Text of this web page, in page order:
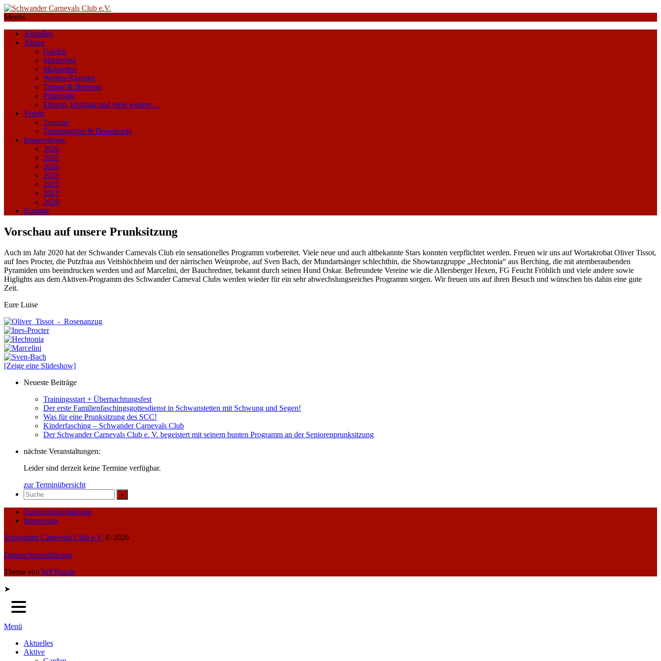
Menüs
Aktuelles
Aktive
Garden
Mariechen
Majoretten
Weitere Künstler
Trainer & Betreuer
Prinzessin
Elferrat, Hofstaat und viele weitere…
Verein
Termine
Trainingsplan & Downloads
Impressionen
2026
2025
2024
2023
2022
2021
2020
Kontakt
Vorschau auf unsere Prunksitzung
Auch im Jahr 2020 hat der Schwander Carnevals Club ein sensationelles Programm vorbereitet. Viele neue und auch altbekannte Stars konnten verpflichtet werden. Freuen wir uns auf Wortakrobat Oliver Tissot,
auf Ines Procter, die Putzfraa aus Veitshöchheim und der närrischen Weinprobe, auf Sven Bach, der Mundartsänger schlechthin, die Showtanzgruppe „Hechtonia“ aus Berching, die mit atemberaubenden
Pyramiden uns beeindrucken werden und auf Marcelini, der Bauchredner, bekannt durch seinen Hund Oskar. Befreundete Vereine wie die Allersberger Hexen, FG Feucht Fröhlich und viele andere sowie
Higlights aus dem Aktiven-Programm des Schwander Carneval Clubs werden wieder für ein sehr abwechslungsreiches Programm sorgen. Wir freuen uns auf ihren Besuch und wünschen bis dahin eine gute
Zeit.
Eure Luise
[Zeige eine Slideshow]
Neueste Beiträge
Trainingsstart + Übernachtungsfest
Der erste Familienfaschingsgottesdienst in Schwanstetten mit Schwung und Segen!
Was für eine Prunksitzung des SCC!
Kinderfasching – Schwander Carnevals Club
Der Schwander Carnevals Club e. V. begeistert mit seinem bunten Programm an der Seniorenprunksitzung
nächste Veranstaltungen:
Leider sind derzeit keine Termine verfügbar.
zur Terminübersicht
Datenschutzerklärung
Impressum
Schwander Carnevals Club e.V. © 2026
Datenschutzerklärung
Thema von WP Puzzle
➤
Menü
Aktuelles
Aktive